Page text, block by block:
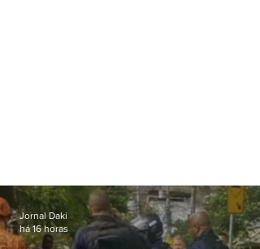
Jornal Daki
há 16 horas